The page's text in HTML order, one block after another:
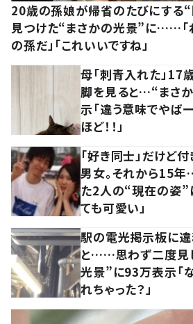
20歳の孫娘が帰省のたびにする“
見つけた“まさかの光景”に……「わ
の孫だ」「これいいですね」
母「刺青入れた」17歳
脚を見ると…“まさ
示「違う意味でやばー
ほど！！」
「好き同士」だけど
男女。それから15
た2人の“現在の姿
ても可愛い」
駅の電光掲示板に
と……思わず二度見
光景”に93万表示「な
れちゃった？」